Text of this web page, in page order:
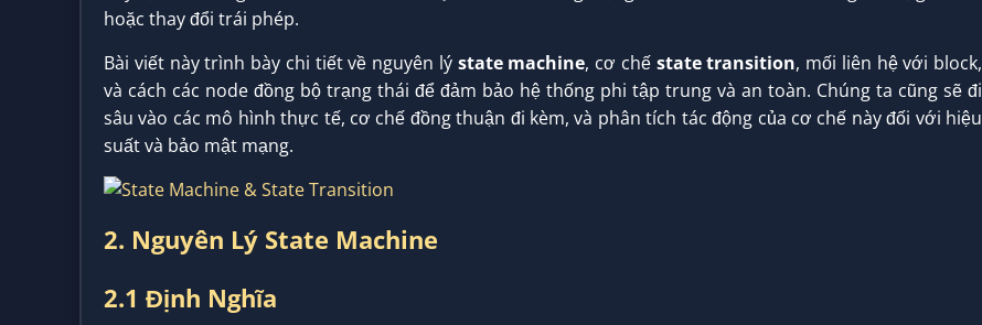
hoặc thay đổi trái phép.
Bài viết này trình bày chi tiết về nguyên lý state machine, cơ chế state transition, mối liên hệ với block,
và cách các node đồng bộ trạng thái để đảm bảo hệ thống phi tập trung và an toàn. Chúng ta cũng sẽ đi
sâu vào các mô hình thực tế, cơ chế đồng thuận đi kèm, và phân tích tác động của cơ chế này đối với hiệu
suất và bảo mật mạng.
2. Nguyên Lý State Machine
2.1 Định Nghĩa